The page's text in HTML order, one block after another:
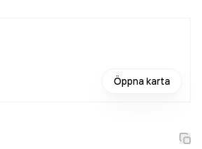
räkenskapsåret (2025).
Öppna karta